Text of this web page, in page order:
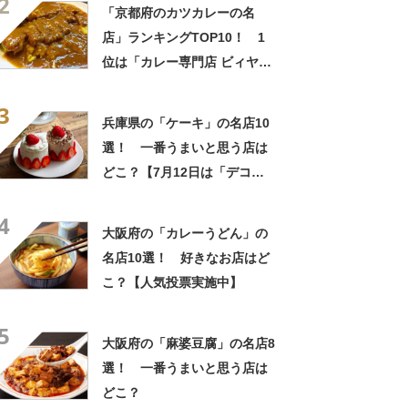
「京都府のカツカレーの名
店」ランキングTOP10！ 1
位は「カレー専門店 ビィヤン
兵庫県の「ケーキ」の名店10
選！ 一番うまいと思う店は
どこ？【7月12日は「デコレ
大阪府の「カレーうどん」の
名店10選！ 好きなお店はど
こ？【人気投票実施中】
大阪府の「麻婆豆腐」の名店8
選！ 一番うまいと思う店は
どこ？